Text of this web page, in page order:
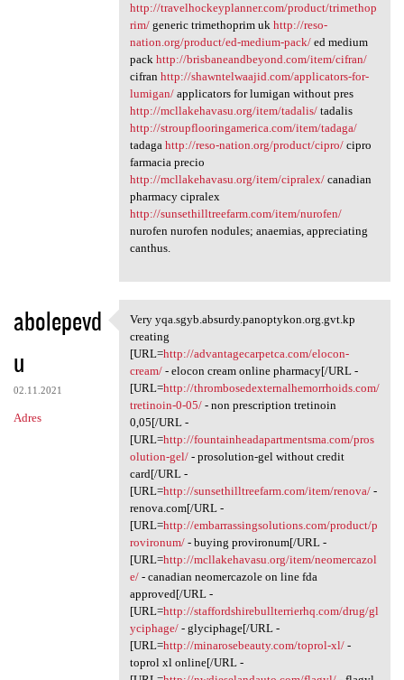
http://travelhockeyplanner.com/product/trimethop
rim/generic trimethoprim uk http://reso-
nation.org/product/ed-medium-pack/ed medium
pack http://brisbaneandbeyond.com/item/cifran/
cifran http://shawntelwaajid.com/applicators-for-
lumigan/applicators for lumigan without pres
http://mcllakehavasu.org/item/tadalis/tadalis
http://stroupflooringamerica.com/item/tadaga/
tadaga http://reso-nation.org/product/cipro/cipro
farmacia precio
http://mcllakehavasu.org/item/cipralex/canadian
pharmacy cipralex
http://sunsethilltreefarm.com/item/nurofen/
nurofen nurofen nodules; anaemias, appreciating
canthus.
abolepevd
u
02.11.2021
Adres
Very yqa.sgyb.absurdy
Very yqa.sgyb.absurdy.panoptykon.org.gvt.kp
creating
[URL=http://advantagecarpetca.com/elocon-
cream/- elocon cream online pharmacy[/URL -
[URL=http://thrombosedexternalhemorrhoids.com/
tretinoin-0-05/- non prescription tretinoin
0,05[/URL -
[URL=http://fountainheadapartmentsma.com/pros
olution-gel/- prosolution-gel without credit
card[/URL -
[URL=http://sunsethilltreefarm.com/item/renova/-
renova.com[/URL -
[URL=http://embarrassingsolutions.com/product/p
rovironum/- buying provironum[/URL -
[URL=http://mcllakehavasu.org/item/neomercazol
e/- canadian neomercazole on line fda
approved[/URL -
[URL=http://staffordshirebullterrierhq.com/drug/gl
yciphage/- glyciphage[/URL -
[URL=http://minarosebeauty.com/toprol-xl/-
toprol xl online[/URL -